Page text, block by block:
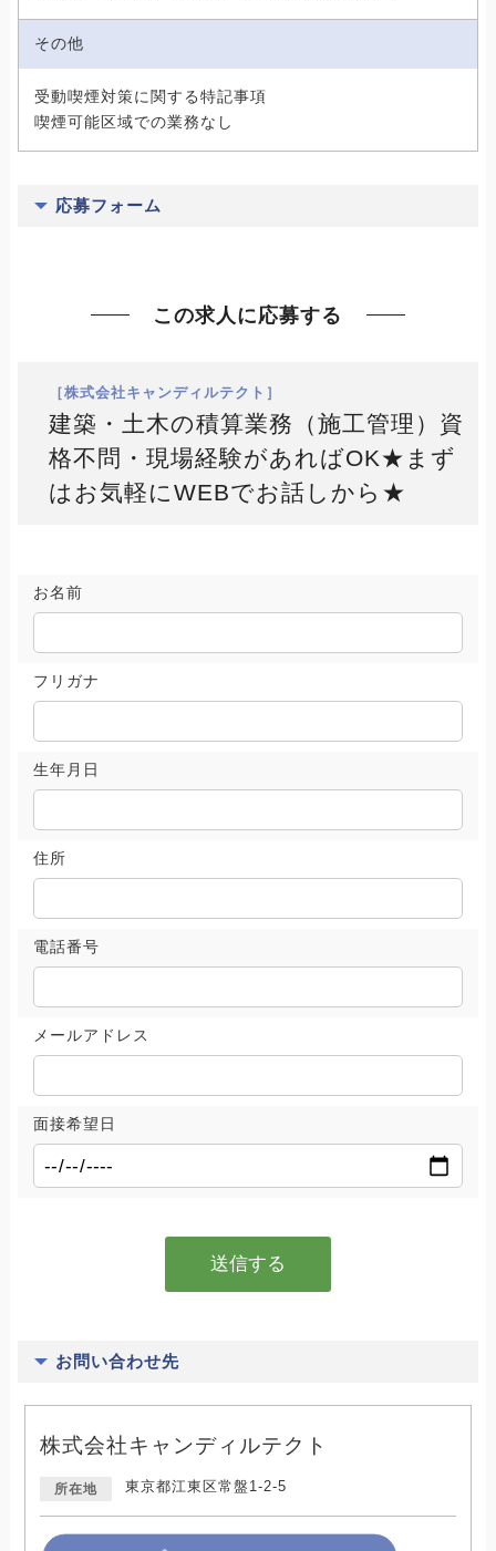
その他
受動喫煙対策に関する特記事項
喫煙可能区域での業務なし
応募フォーム
この求人に応募する
［株式会社キャンディルテクト］
建築・土木の積算業務（施工管理）資
格不問・現場経験があればOK★まず
はお気軽にWEBでお話しから★
お名前
フリガナ
生年月日
住所
電話番号
メールアドレス
面接希望日
お問い合わせ先
株式会社キャンディルテクト
所在地 東京都江東区常盤1-2-5